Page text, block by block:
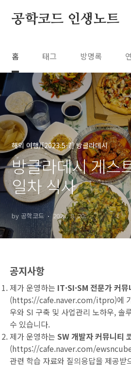
공학코드 인생노트
홈 태그 방명록
해외 여행/[2023.5-7] 방글라데시
방글라데시 게스
일차 식사
by 공학코드 2023. 8. 20.
공지사항
제가 운영하는 IT·SI·SM 전문가 커
(https://cafe.naver.com/itpro)에
우와 SI 구축 및 사업관리 노하우, 솔
수 있습니다.
제가 운영하는 SW 개발자 커뮤니티
(https://cafe.naver.com/
관련 학습 자료와 질의응답을 제공받